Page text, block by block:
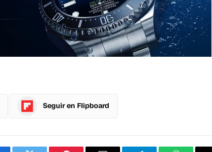
Seguir en Flipboard